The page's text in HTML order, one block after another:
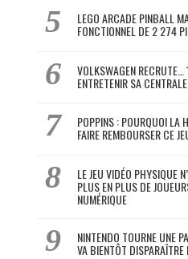
LEGO ARCADE PINBALL
FONCTIONNEL DE 2 274
VOLKSWAGEN
ENTRETENIR SA
POPPINS : POURQUOI LA
FAIRE REMBOURSER CE
LE JEU VIDÉO PHYSIQUE
PLUS EN PLUS DE
NUMÉRIQUE
NINTENDO TOURNE UNE
VA BIENTÔT DISPARAÎTRE